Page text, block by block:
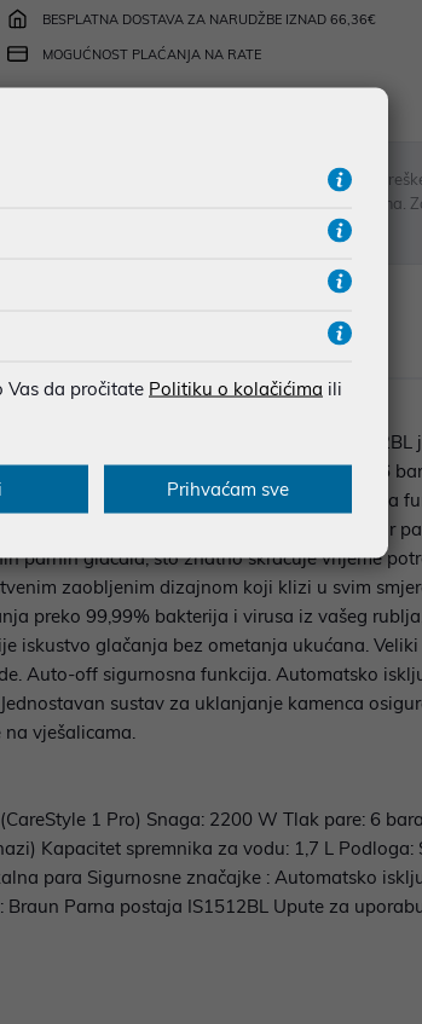
BESPLATNA DOSTAVA ZA NARUDŽBE IZNAD 66,36€
MOGUĆNOST PLAĆANJA NA RATE
eventualne pogreške nastale u opisu proizvoda,
te ne moraju u potpunosti odgovarati artiklima.
na
čistoća rublja! Braun CareStyle 1 Pro
nudi impresivan tlak pare od 6
od klasičnih glačala, a tihi rad i higijenska
prodiranje u tkaninu, uz snažan udar
parnih glačala, što znatno skraćuje vrijeme
zaobljenim dizajnom koji klizi u svim
preko 99,99% bakterija i virusa iz vašeg
glačanja bez ometanja ukućana. Veliki
Auto-off sigurnosna funkcija. Automatsko
sustav za uklanjanje kamenca
vješalicama.
1 Pro) Snaga: 2200 W Tlak pare: 6
Kapacitet spremnika za vodu: 1,7 L Podloga:
para Sigurnosne značajke : Automatsko
Parna postaja IS1512BL Upute za
Vas da pročitate Politiku o kolačićima ili
Prihvaćam sve